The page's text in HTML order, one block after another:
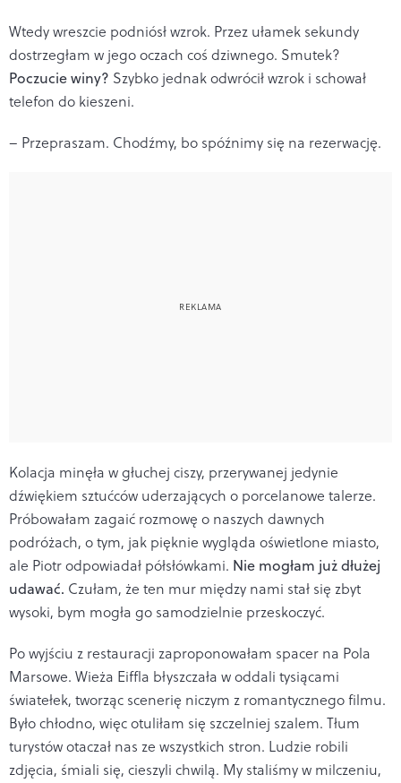
Wtedy wreszcie podniósł wzrok. Przez ułamek sekundy
dostrzegłam w jego oczach coś dziwnego. Smutek?
Poczucie winy? Szybko jednak odwrócił wzrok i schował
telefon do kieszeni.
– Przepraszam. Chodźmy, bo spóźnimy się na rezerwację.
Kolacja minęła w głuchej ciszy, przerywanej jedynie
dźwiękiem sztućców uderzających o porcelanowe talerze.
Próbowałam zagaić rozmowę o naszych dawnych
podróżach, o tym, jak pięknie wygląda oświetlone miasto,
ale Piotr odpowiadał półsłówkami. Nie mogłam już dłużej
udawać. Czułam, że ten mur między nami stał się zbyt
wysoki, bym mogła go samodzielnie przeskoczyć.
Po wyjściu z restauracji zaproponowałam spacer na Pola
Marsowe. Wieża Eiffla błyszczała w oddali tysiącami
światełek, tworząc scenerię niczym z romantycznego filmu.
Było chłodno, więc otuliłam się szczelniej szalem. Tłum
turystów otaczał nas ze wszystkich stron. Ludzie robili
zdjęcia, śmiali się, cieszyli chwilą. My staliśmy w milczeniu,